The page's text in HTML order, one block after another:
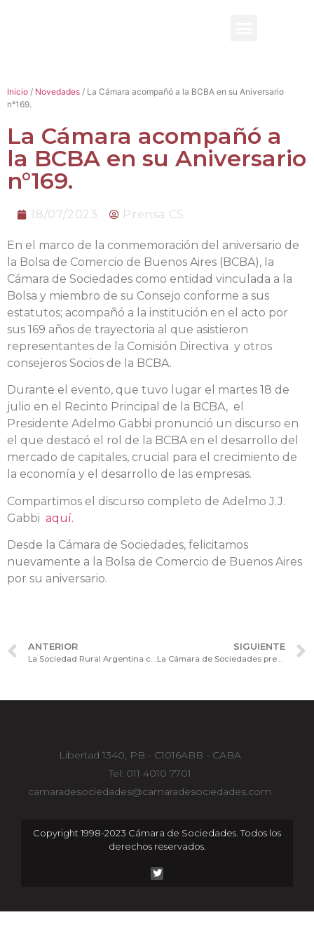
Inicio / Novedades / La Cámara acompañó a la BCBA en su Aniversario
n°169.
La Cámara acompañó a
la BCBA en su Aniversario
n°169.
18/07/2023 Prensa CS
En el marco de la conmemoración del aniversario de
la Bolsa de Comercio de Buenos Aires (BCBA), la
Cámara de Sociedades como entidad vinculada a la
Bolsa y miembro de su Consejo conforme a sus
estatutos; acompañó a la institución en el acto por
sus 169 años de trayectoria al que asistieron
representantes de la Comisión Directiva y otros
consejeros Socios de la BCBA.
Durante el evento, que tuvo lugar el martes 18 de
julio en el Recinto Principal de la BCBA, el
Presidente Adelmo Gabbi pronunció un discurso en
el que destacó el rol de la BCBA en el desarrollo del
mercado de capitales, crucial para el crecimiento de
la economía y el desarrollo de las empresas.
Compartimos el discurso completo de Adelmo J.J.
Gabbi aquí.
Desde la Cámara de Sociedades, felicitamos
nuevamente a la Bolsa de Comercio de Buenos Aires
por su aniversario.
ANTERIOR SIGUIENTE
La Cámara de Sociedades presentó una nota ante la Cámara Nacional de Apelaciones del Trabajo con respecto al método del cálculo de intereses y ajustes aplicados por la justicia laboral.
Libertad 1340, PB - C1016ABB - CABA
Tel: 011 4010 7701
camaradesociedades@camaradesociedades.com
Copyright 1998-2023 Cámara de Sociedades. Todos los
derechos reservados.